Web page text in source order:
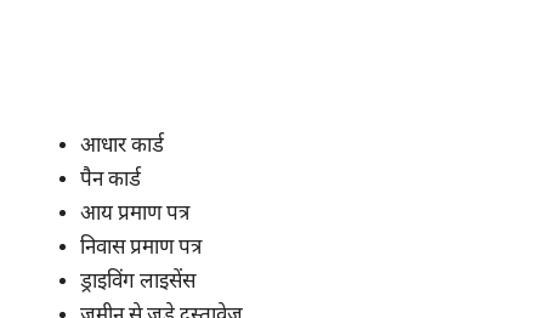
आधार कार्ड
पैन कार्ड
आय प्रमाण पत्र
निवास प्रमाण पत्र
ड्राइविंग लाइसेंस